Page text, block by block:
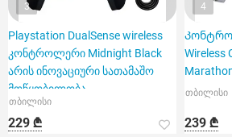
3
Playstation DualSense wireless
კონტროლერი Midnight Black
არის ინოვაციური სათამაშო
მოწყობილობა
თბილისი
229 ₾
4
Wireless
თბილისი
239 ₾